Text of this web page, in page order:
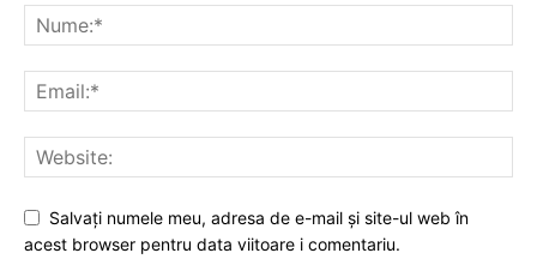
Salvați numele meu, adresa de e-mail și site-ul web în
acest browser pentru data viitoare i comentariu.